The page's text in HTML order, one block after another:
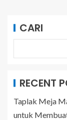
CARI
RECENT
Taplak Meja
untuk